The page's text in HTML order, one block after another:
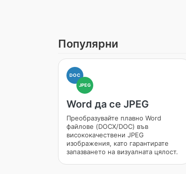
Популярни
DOC
JPEG
Word да се JPEG
Преобразувайте плавно Word
файлове (DOCX/DOC) във
висококачествени JPEG
изображения, като гарантирате
запазването на визуалната цялост.